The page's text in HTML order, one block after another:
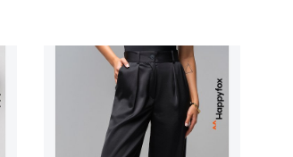
48 54